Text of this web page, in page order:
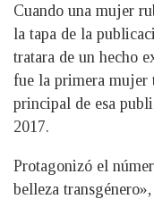
Cuando una mujer
la tapa de la
tratara de un hecho
fue la primera mujer
principal de esa
2017.
Protagonizó el
belleza